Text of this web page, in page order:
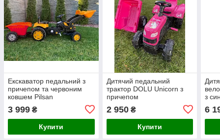
Екскаватор педальний з
причепом та червоним
ковшем Pilsan
3 999 ₴
Купити
Дитячий педальний
трактор DOLU Unicorn з
причепом
2 950₴
Купити
з
6